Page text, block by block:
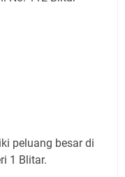
peluang besar di
1 Blitar.